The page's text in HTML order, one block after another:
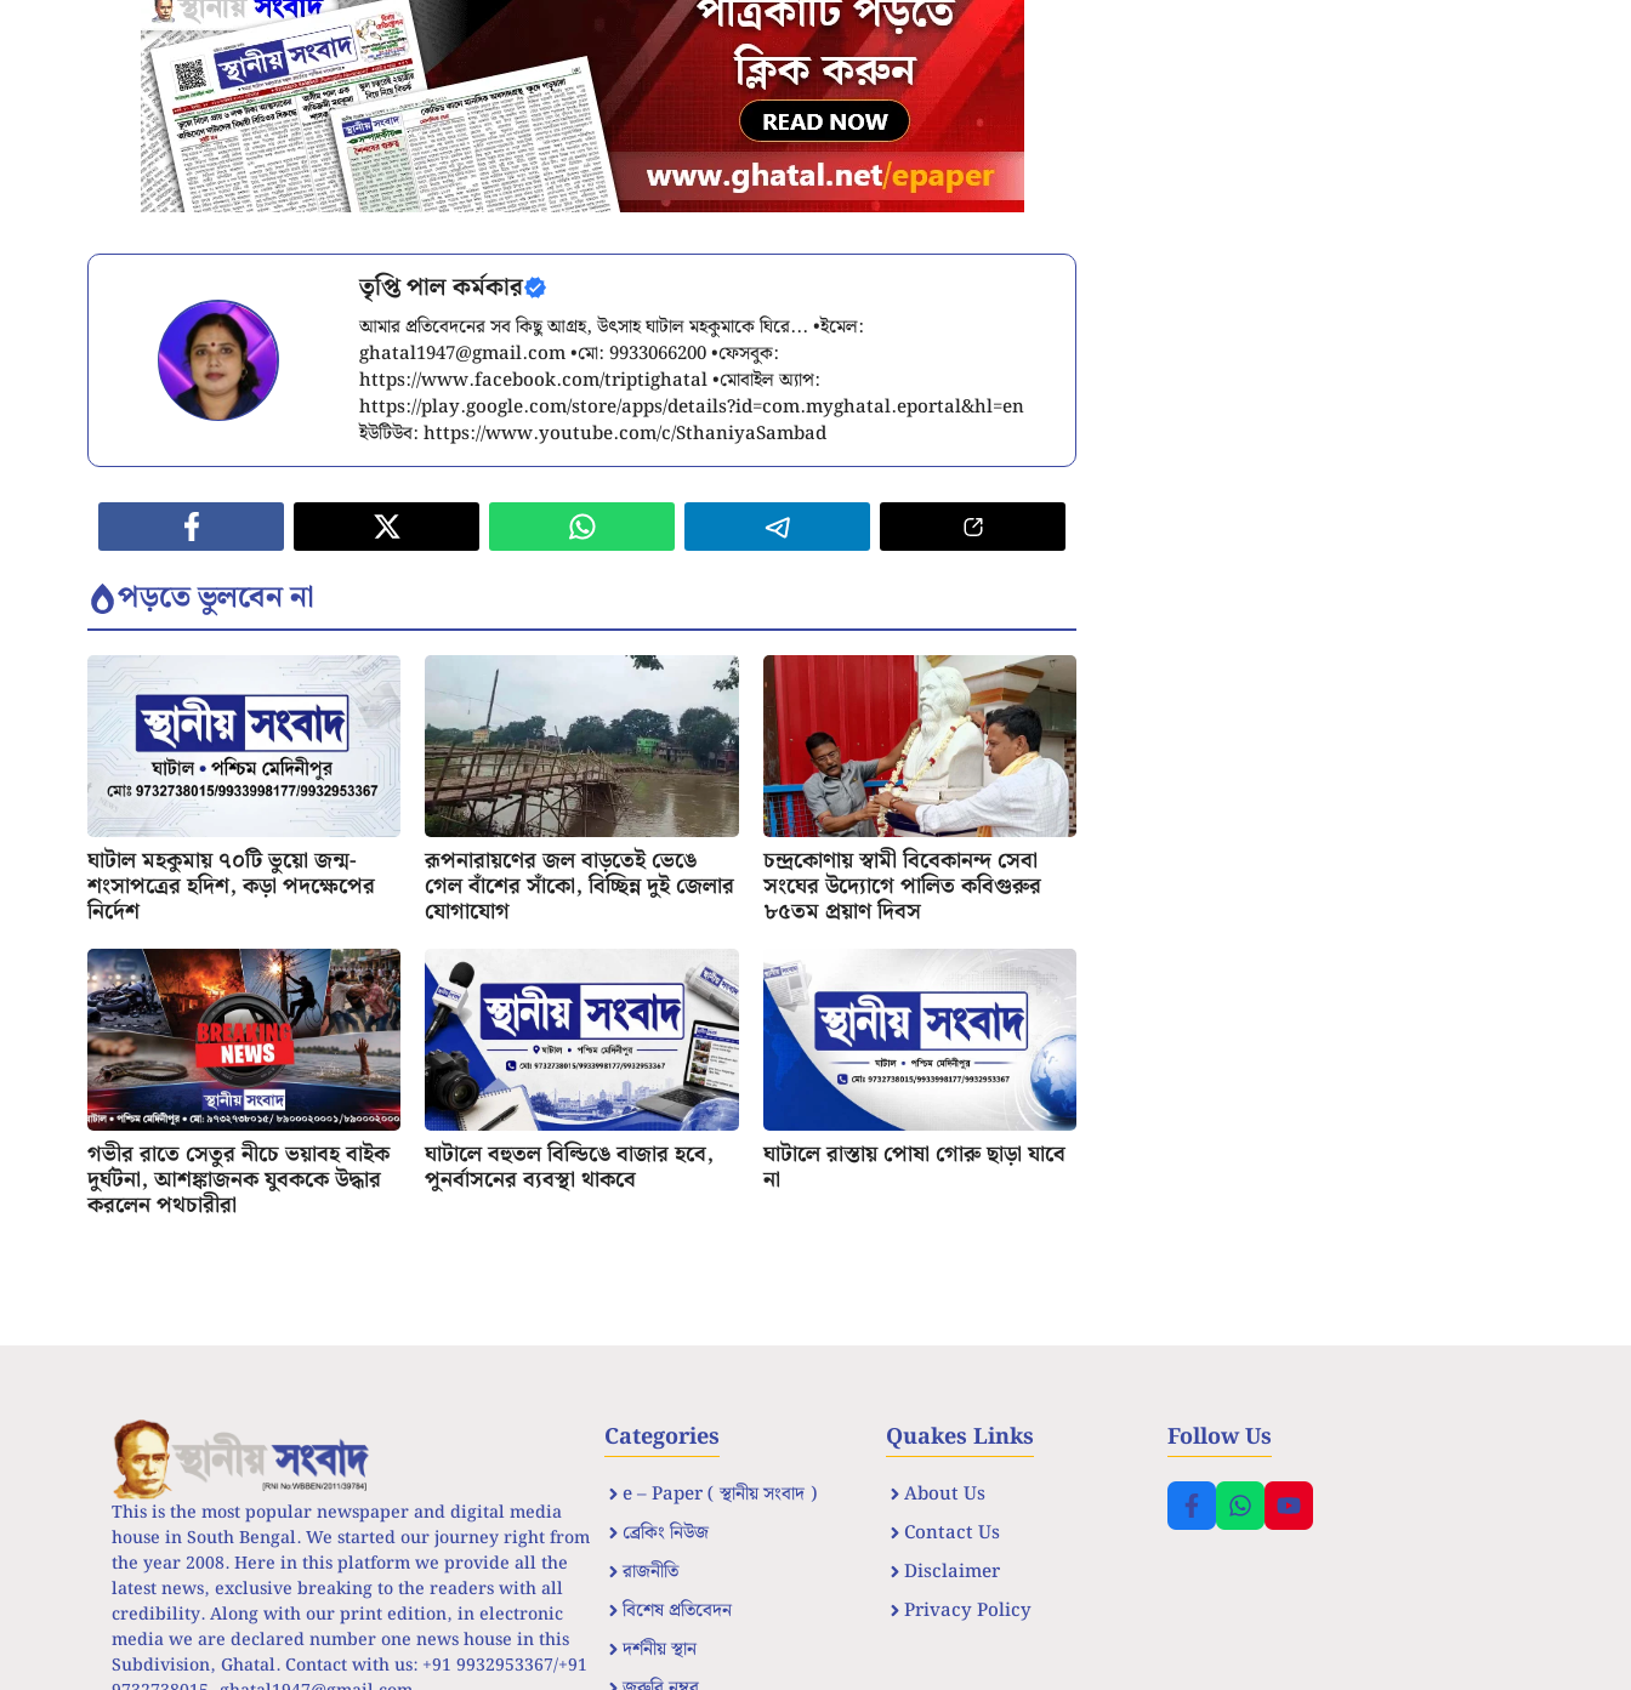
তৃপ্তি পাল কর্মকার
আমার প্রতিবেদনের সব কিছু আগ্রহ, উৎসাহ ঘাটাল মহকুমাকে ঘিরে... •ইমেল:
ghatal1947@gmail.com•মো: 9933066200 •ফেসবুক:
https://www.facebook.com/triptighatal •মোবাইল অ্যাপ:
https://play.google.com/store/apps/details?id=com.myghatal.eportal&hl=en
ইউটিউব: https://www.youtube.com/c/SthaniyaSambad
পড়তে ভুলবেন না
ঘাটাল মহকুমায় ৭০টি ভুয়ো জন্ম-
শংসাপত্রের হদিশ, কড়া পদক্ষেপের
নির্দেশ
রূপনারায়ণের জল বাড়তেই ভেঙে
গেল বাঁশের সাঁকো, বিচ্ছিন্ন দুই জেলার
যোগাযোগ
চন্দ্রকোণায় স্বামী বিবেকানন্দ সেবা
সংঘের উদ্যোগে পালিত কবিগুরুর
৮৫তম প্রয়াণ দিবস
গভীর রাতে সেতুর নীচে ভয়াবহ বাইক
দুর্ঘটনা, আশঙ্কাজনক যুবককে উদ্ধার
করলেন পথচারীরা
ঘাটালে বহুতল বিল্ডিঙে বাজার হবে,
পুনর্বাসনের ব্যবস্থা থাকবে
ঘাটালে রাস্তায় পোষা গোরু ছাড়া যাবে
না
This is the most popular newspaper and digital media
house in South Bengal. We started our journey right from
the year 2008. Here in this platform we provide all the
latest news, exclusive breaking to the readers with all
credibility. Along with our print edition, in electronic
media we are declared number one news house in this
Subdivision, Ghatal. Contact with us: +91 9932953367/+91
Categories
e – Paper ( স্থানীয় সংবাদ )
ব্রেকিং নিউজ
রাজনীতি
বিশেষ প্রতিবেদন
দর্শনীয় স্থান
Quakes Links
About Us
Contact Us
Disclaimer
Privacy Policy
Follow Us